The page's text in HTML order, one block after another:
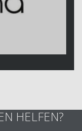
HELFEN?